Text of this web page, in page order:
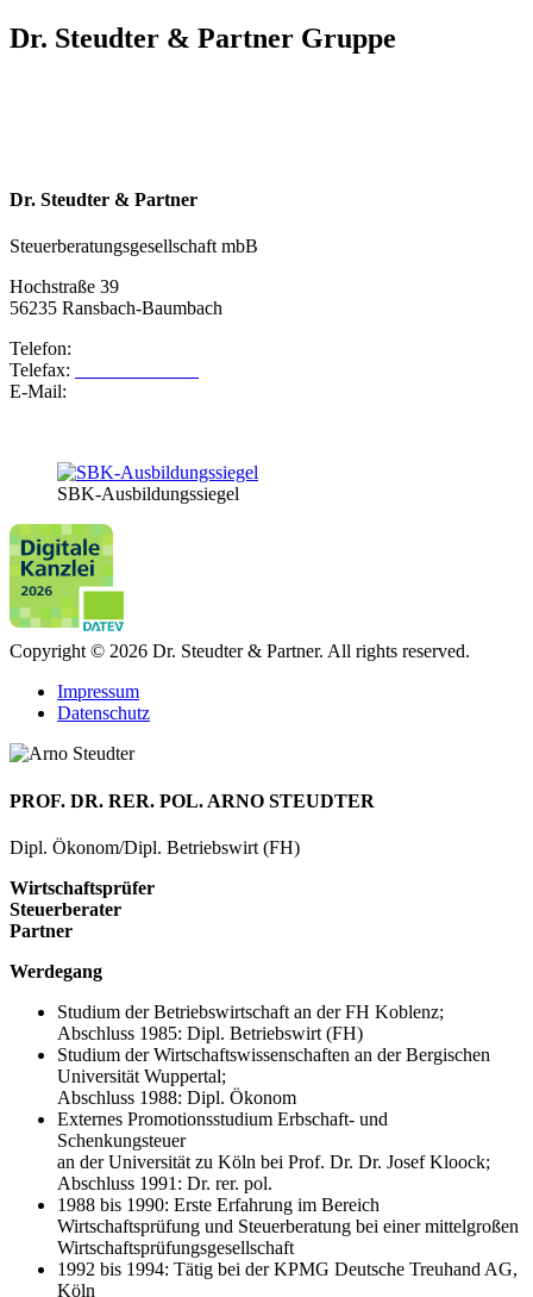
Dr. Steudter & Partner Gruppe
Dr. Steudter & Partner
Steuerberatungsgesellschaft mbB
Hochstraße 39
56235 Ransbach-Baumbach
Telefon:
Telefax:
E-Mail:
SBK-Ausbildungssiegel
Copyright © 2026 Dr. Steudter & Partner. All rights reserved.
Impressum
Datenschutz
PROF. DR. RER. POL. ARNO STEUDTER
Dipl. Ökonom/Dipl. Betriebswirt (FH)
Wirtschaftsprüfer
Steuerberater
Partner
Werdegang
Studium der Betriebswirtschaft an der FH Koblenz;
Abschluss 1985: Dipl. Betriebswirt (FH)
Studium der Wirtschaftswissenschaften an der Bergischen
Universität Wuppertal;
Abschluss 1988: Dipl. Ökonom
Externes Promotionsstudium Erbschaft- und
Schenkungsteuer
an der Universität zu Köln bei Prof. Dr. Dr. Josef Kloock;
Abschluss 1991: Dr. rer. pol.
1988 bis 1990: Erste Erfahrung im Bereich
Wirtschaftsprüfung und Steuerberatung bei einer mittelgroßen
Wirtschaftsprüfungsgesellschaft
1992 bis 1994: Tätig bei der KPMG Deutsche Treuhand AG,
Köln